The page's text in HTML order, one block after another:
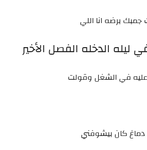
برضه انا اللي
الدخله الفصل الأخير
في الشغل وقولت
دماغ كان بيشوفني